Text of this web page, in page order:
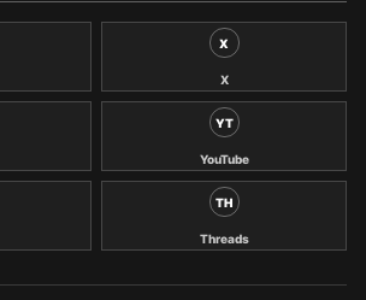
X
X
YT
YouTube
TH
Threads